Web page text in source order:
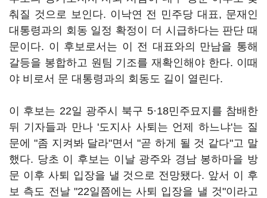
춰질 것으로 보인다. 이낙연 전 민주당 대표, 문재인
대통령과의 회동 일정 확정이 더 시급하다는 판단 때
문이다. 이 후보로서는 이 전 대표와의 만남을 통해
갈등을 봉합하고 원팀 기조를 재확인해야 한다. 이때
야 비로서 문 대통령과의 회동도 길이 열린다.
이 후보는 22일 광주시 북구 5·18민주묘지를 참배한
뒤 기자들과 만나 '도지사 사퇴는 언제 하느냐'는 질
문에 "좀 지켜봐 달라"면서 "곧 하게 될 것 같다"고 말
했다. 당초 이 후보는 이날 광주와 경남 봉하마을 방
문 이후 사퇴 입장을 낼 것으로 전망됐다. 앞서 이 후
보 측도 전날 "22일쯤에는 사퇴 입장을 낼 것"이라고